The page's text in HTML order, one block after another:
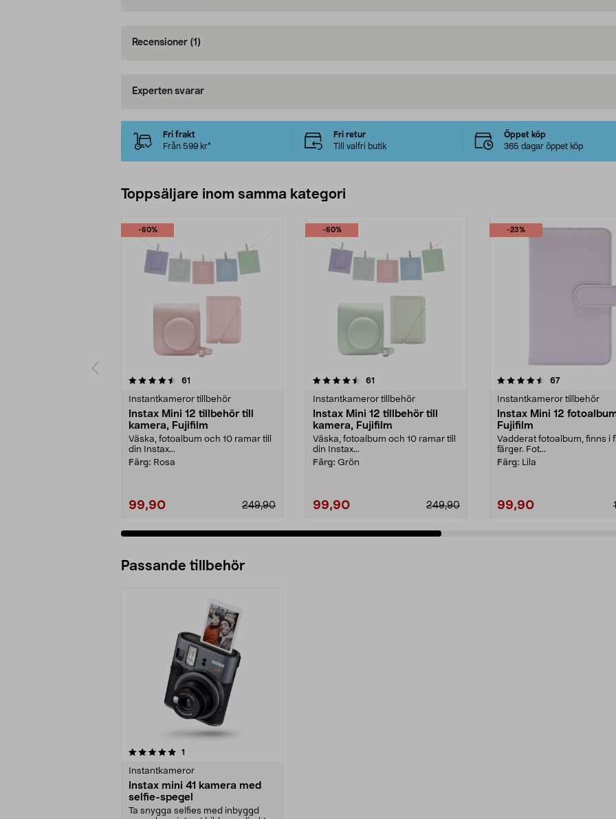
Recensioner (1)
Experten svarar
Fri frakt
Från 599 kr*
Fri retur
Till valfri butik
Öppet köp
365 dagar öppet köp
Toppsäljare inom samma kategori
-60%
61
Instantkameror tillbehör
Instax Mini 12 tillbehör till
kamera, Fujifilm
Väska, fotoalbum och 10 ramar till
din Instax...
Färg: Rosa
99,90 249,90
-60%
4.5 av 5 stjärnor 61
Instantkameror tillbehör
Instax Mini 12 tillbehör till
kamera, Fujifilm
Väska, fotoalbum och 10 ramar till
din Instax...
Färg: Grön
99,90 249,90
-23%
4.5 av 5 stjärnor 67recensioner
Instantkameror tillbehör
Instax Mini 12
Fujifilm
Vadderat fotoalbum, finns i
färger. Fot...
Färg: Lila
99,90
4.5 av 5 stjärnor
Passande tillbehör
1
Instantkameror
Instax mini 41 kamera med
selfie-spegel
Ta snygga selfies med inbyggd